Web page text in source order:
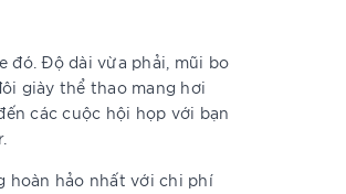
đó. Độ dài vừa phải, mũi bo
giày thể thao mang hơi
các cuộc hội họp với bạn
hoàn hảo nhất với chi phí